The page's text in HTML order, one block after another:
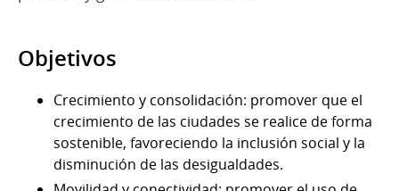
Objetivos
Crecimiento y consolidación: promover que el
crecimiento de las ciudades se realice de forma
sostenible, favoreciendo la inclusión social y la
disminución de las desigualdades.